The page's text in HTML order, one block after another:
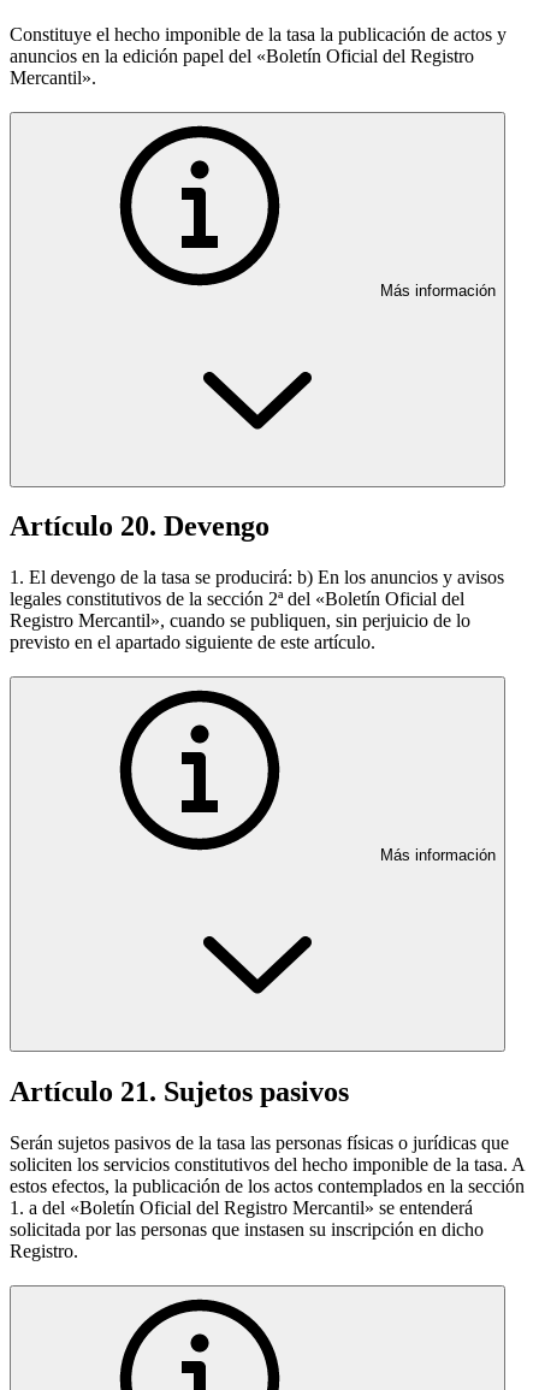
Constituye el hecho imponible de la tasa la publicación de actos y
anuncios en la edición papel del «Boletín Oficial del Registro
Mercantil».
Más información
Artículo 20. Devengo
1. El devengo de la tasa se producirá: b) En los anuncios y avisos
legales constitutivos de la sección 2ª del «Boletín Oficial del
Registro Mercantil», cuando se publiquen, sin perjuicio de lo
previsto en el apartado siguiente de este artículo.
Más información
Artículo 21. Sujetos pasivos
Serán sujetos pasivos de la tasa las personas físicas o jurídicas que
soliciten los servicios constitutivos del hecho imponible de la tasa. A
estos efectos, la publicación de los actos contemplados en la sección
1. a del «Boletín Oficial del Registro Mercantil» se entenderá
solicitada por las personas que instasen su inscripción en dicho
Registro.